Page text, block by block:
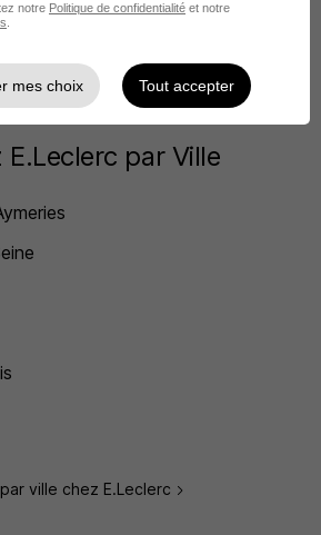
Bois
par Ville
ville chez E.Leclerc
notre Politique de confidentialité et notre
mes choix Tout accepter